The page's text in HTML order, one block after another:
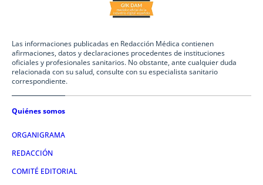
Las informaciones publicadas en Redacción Médica contienen
afirmaciones, datos y declaraciones procedentes de instituciones
oficiales y profesionales sanitarios. No obstante, ante cualquier duda
relacionada con su salud, consulte con su especialista sanitario
correspondiente.
Quiénes somos
ORGANIGRAMA
REDACCIÓN
COMITÉ EDITORIAL